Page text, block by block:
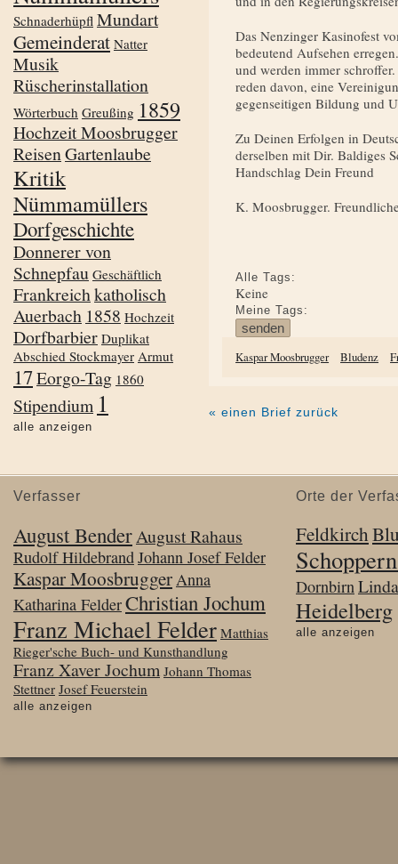
Das Nenzinger Kasinofest
bedeutend Aufsehen
und werden immer
reden davon, eine
gegenseitigen Bildung und
Zu Deinen Erfolgen in
derselben mit Dir. Baldiges
Handschlag Dein Freund
K. Moosbrugger.
Alle Tags:
Keine
Meine Tags:
Kaspar Moosbrugger Bludenz
« einen Brief zurück
Schnaderhüpfl Mundart
Gemeinderat Natter
Musik
Rüscherinstallation
Wörterbuch Greußing 1859
Hochzeit Moosbrugger
ReisenGartenlaube
Kritik
Nümmamüllers
Dorfgeschichte
Donnerer von
Schnepfau Geschäftlich
Frankreichkatholisch
Auerbach 1858 Hochzeit
Dorfbarbier Duplikat
Abschied Stockmayer Armut
17Eorgo-Tag 1860
Stipendium 1
alle anzeigen
Verfasser
August BenderAugust Rahaus
Rudolf HildebrandJohann Josef Felder
Kaspar Moosbrugger Anna
Katharina FelderChristian Jochum
Franz Michael Felder Matthias
Rieger'sche Buch- und Kunsthandlung
Franz Xaver Jochum Johann Thomas
Stettner Josef Feuerstein
alle anzeigen
Orte der
Feldkirch
Dornbirn
Heidelberg
alle anzeigen